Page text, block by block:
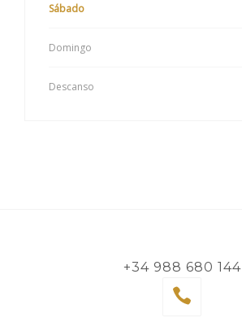
Sábado
Domingo
Descanso
+34 988 680 144